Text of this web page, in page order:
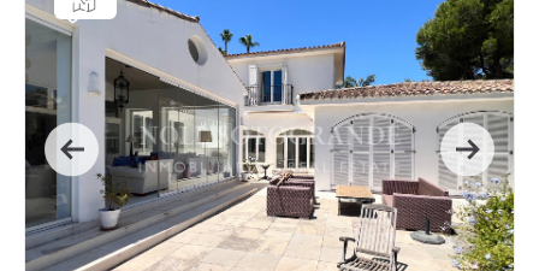
Previous Next